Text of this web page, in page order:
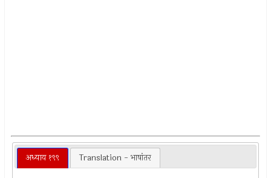
अध्याय १९९ Translation - भाषांतर